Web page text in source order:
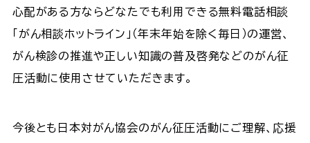
心配がある方ならどなたでも利用できる無料電話相談
「がん相談ホットライン」（年末年始を除く毎日）の運営、
がん検診の推進や正しい知識の普及啓発などのがん征
圧活動に使用させていただきます。​
今後とも日本対がん協会のがん征圧活動にご理解、応援